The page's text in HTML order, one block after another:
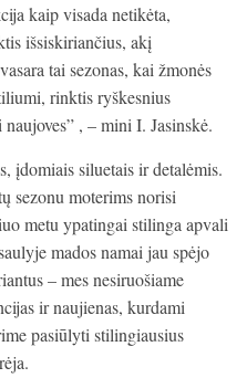
kaip visada netikėta,
išsiskiriančius, akį
tai sezonas, kai žmonės
rinktis ryškesnius
, – mini I. Jasinskė.
įdomiais siluetais ir detalėmis.
sezonu moterims norisi
metu ypatingai stilinga apvali
mados namai jau spėjo
– mes nesiruošiame
ir naujienas, kurdami
pasiūlyti stilingiausius